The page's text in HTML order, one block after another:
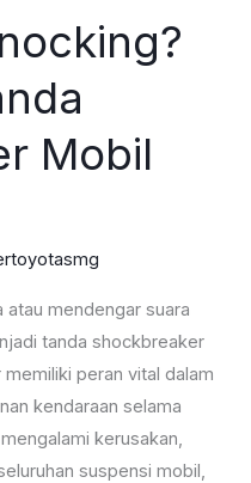
Mobil
mendengar suara
tanda shockbreaker
peran vital dalam
kendaraan selama
kerusakan,
suspensi mobil,